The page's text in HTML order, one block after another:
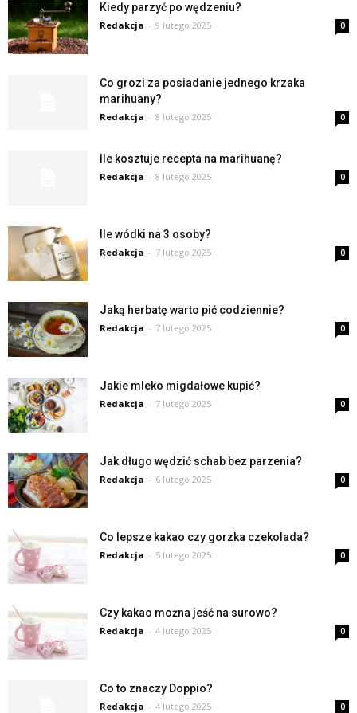
Kiedy parzyć po wędzeniu?
Redakcja - 9 lutego 2025 0
Co grozi za posiadanie jednego krzaka
marihuany?
Redakcja - 8 lutego 2025 0
Ile kosztuje recepta na marihuanę?
Redakcja - 8 lutego 2025 0
Ile wódki na 3 osoby?
Redakcja - 7 lutego 2025 0
Jaką herbatę warto pić codziennie?
Redakcja - 7 lutego 2025 0
Jakie mleko migdałowe kupić?
Redakcja - 7 lutego 2025 0
Jak długo wędzić schab bez parzenia?
Redakcja - 6 lutego 2025 0
Co lepsze kakao czy gorzka czekolada?
Redakcja - 5 lutego 2025 0
Czy kakao można jeść na surowo?
Redakcja - 4 lutego 2025 0
Co to znaczy Doppio?
Redakcja - 4 lutego 2025 0